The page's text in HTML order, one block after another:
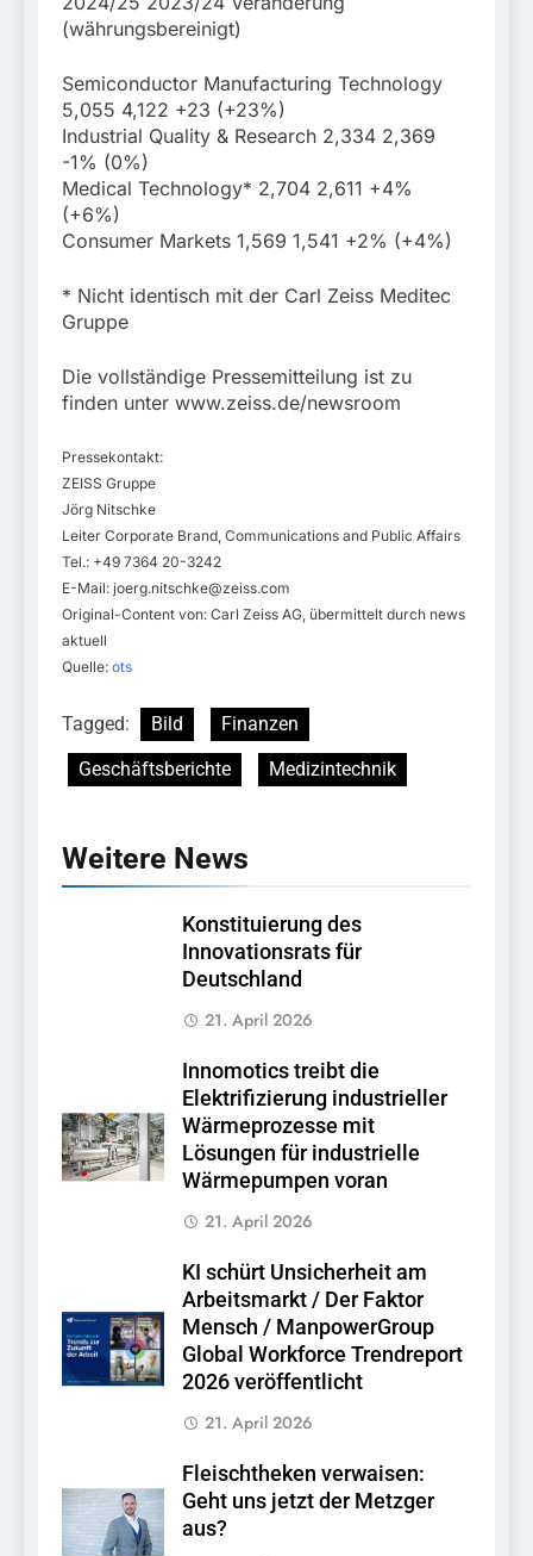
(währungsbereinigt)
Semiconductor Manufacturing Technology
5,055 4,122 +23 (+23%)
Industrial Quality & Research 2,334 2,369
-1% (0%)
Medical Technology* 2,704 2,611 +4%
(+6%)
Consumer Markets 1,569 1,541 +2% (+4%)
* Nicht identisch mit der Carl Zeiss Meditec
Gruppe
Die vollständige Pressemitteilung ist zu
finden unter www.zeiss.de/newsroom
Pressekontakt:
ZEISS Gruppe
Jörg Nitschke
Leiter Corporate Brand, Communications and Public Affairs
Tel.: +49 7364 20-3242
E-Mail: joerg.nitschke@zeiss.com
Original-Content von: Carl Zeiss AG, übermittelt durch news
aktuell
Quelle: ots
Tagged: Bild
Finanzen
Geschäftsberichte
Medizintechnik
Weitere News
Konstituierung des
Innovationsrats für
Deutschland
21. April 2026
Innomotics treibt die
Elektrifizierung industrieller
Wärmeprozesse mit
Lösungen für industrielle
Wärmepumpen voran
21. April 2026
KI schürt Unsicherheit am
Arbeitsmarkt / Der Faktor
Mensch / ManpowerGroup
Global Workforce Trendreport
2026 veröffentlicht
21. April 2026
Fleischtheken verwaisen:
Geht uns jetzt der Metzger
aus?